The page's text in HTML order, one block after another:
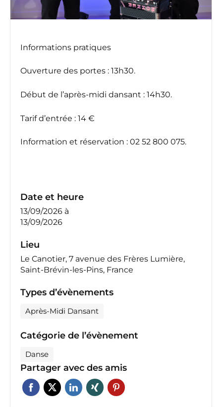
Informations pratiques
Ouverture des portes : 13h30.
Début de l’après-midi dansant : 14h30.
Tarif d’entrée : 14 €
Information et réservation : 02 52 800 075.
Date et heure
13/09/2026 à
13/09/2026
Lieu
Le Canotier, 7 avenue des Frères Lumière,
Saint-Brévin-les-Pins, France
Types d’évènements
Après-Midi Dansant
Catégorie de l’évènement
Danse
Partager avec des amis